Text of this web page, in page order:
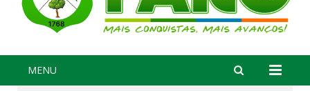
MENU